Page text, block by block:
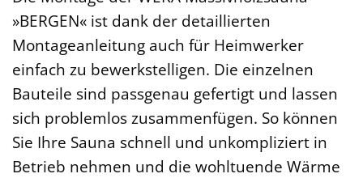
»BERGEN« ist dank der detaillierten
Montageanleitung auch für Heimwerker
einfach zu bewerkstelligen. Die einzelnen
Bauteile sind passgenau gefertigt und lassen
sich problemlos zusammenfügen. So können
Sie Ihre Sauna schnell und unkompliziert in
Betrieb nehmen und die wohltuende Wärme